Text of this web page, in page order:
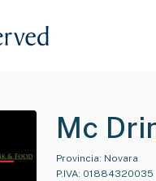
Mc
Provincia: Novara
P.IVA: 01884320035